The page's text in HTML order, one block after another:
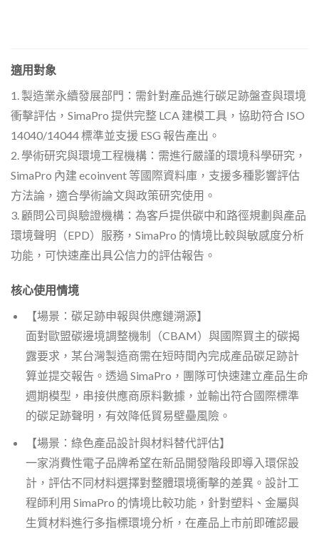
適用對象
1. 製造業永續發展部門：需針對產品進行碳足跡盤查與環境
衝擊評估，SimaPro 提供完整 LCA 建模工具，協助符合 ISO
14040/14044 標準並支援 ESG 報告產出。
2. 學術研究與環境工程機構：需進行嚴謹的環境科學研究，
SimaPro 內建 ecoinvent 等國際資料庫，支援多種影響評估
方法論，適合學術論文與政策研究使用。
3. 顧問公司與驗證機構：為客戶提供碳中和路徑規劃與產品
環境聲明（EPD）服務，SimaPro 的情境比較與敏感度分析
功能，可快速產出具公信力的評估報告。
核心使用情境
【場景：碳足跡申報與供應鏈溯源】
面對歐盟碳邊境調整機制（CBAM）與國際買主的碳揭
露要求，某台灣製造商需在短時間內完成產品碳足跡計
算並提交報告。透過 SimaPro，團隊可快速建立產品生命
週期模型，串接供應商原料數據，並輸出符合國際標準
的碳足跡聲明，有效降低貿易壁壘風險。
【場景：綠色產品設計與材料替代評估】
一家消費性電子品牌希望在新品開發階段即導入環保設
計，評估不同材料選擇對整體環境衝擊的差異。設計工
程師利用 SimaPro 的情境比較功能，針對塑料、金屬與
生質材料進行多指標環境分析，在產品上市前即確認最